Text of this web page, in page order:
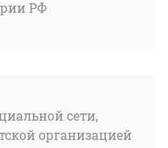
РФ
сети,
организацией